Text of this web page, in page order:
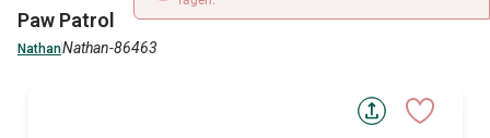
Paw Patrol
NathanNathan-86463